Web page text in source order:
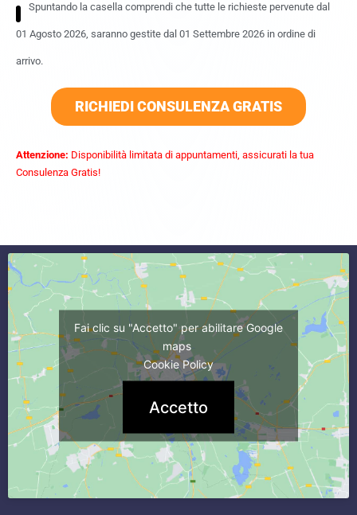
Spuntando la casella comprendi che tutte le richieste pervenute dal
01 Agosto 2026, saranno gestite dal 01 Settembre 2026 in ordine di
arrivo.
RICHIEDI CONSULENZA GRATIS
Attenzione: Disponibilità limitata di appuntamenti, assicurati la tua
Consulenza Gratis!
Fai clic su "Accetto" per abilitare Google
maps
Cookie Policy
Accetto